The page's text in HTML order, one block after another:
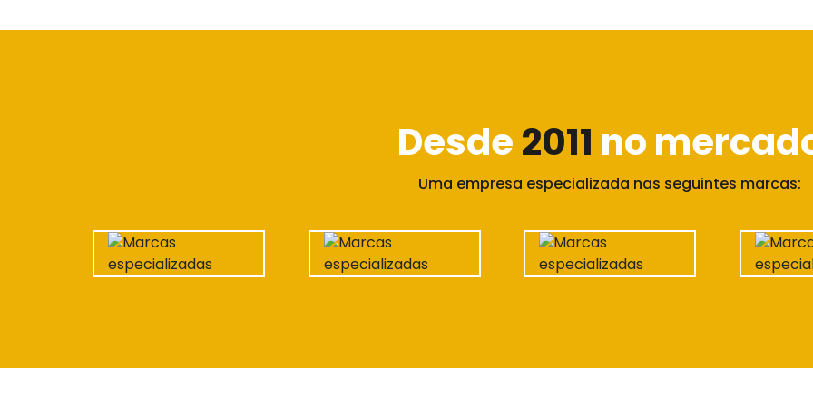
Desde2011 no
Uma empresa especializada nas seguintes marcas: